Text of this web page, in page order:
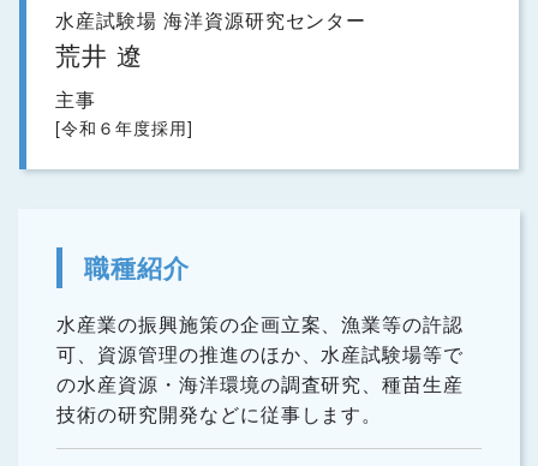
水産試験場 海洋資源研究センター
荒井 遼
主事
[令和６年度採用]
職種紹介
水産業の振興施策の企画立案、漁業等の許認
可、資源管理の推進のほか、水産試験場等で
の水産資源・海洋環境の調査研究、種苗生産
技術の研究開発などに従事します。